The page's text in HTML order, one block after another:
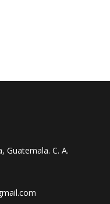
Guatemala. C. A.